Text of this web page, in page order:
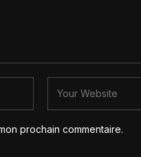
prochain commentaire.